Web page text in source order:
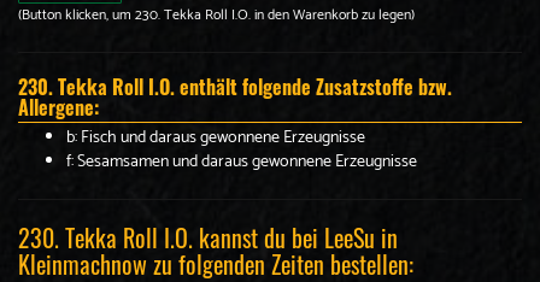
(Button klicken, um 230. Tekka Roll I.O. in den Warenkorb zu legen)
230. Tekka Roll I.O. enthält folgende Zusatzstoffe bzw.
Allergene:
b: Fisch und daraus gewonnene Erzeugnisse
f: Sesamsamen und daraus gewonnene Erzeugnisse
230. Tekka Roll I.O. kannst du bei LeeSu in
Kleinmachnow zu folgenden Zeiten bestellen: